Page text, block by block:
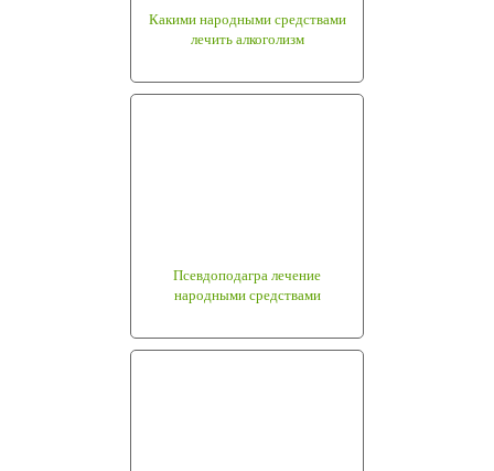
Какими народными средствами
лечить алкоголизм
Псевдоподагра лечение
народными средствами